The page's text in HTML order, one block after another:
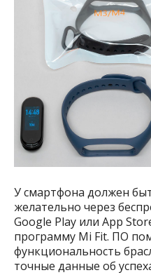
У смартфона должен
желательно через
Google Play или App
программу Mi Fit. ПО
функциональность
точные данные об